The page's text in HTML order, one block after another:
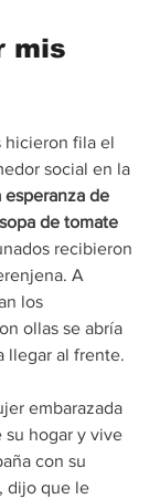
mis
hicieron fila el
social en la
esperanza de
de tomate
recibieron
A
los
ollas se abría
llegar al frente.
embarazada
su hogar y vive
con su
dijo que le